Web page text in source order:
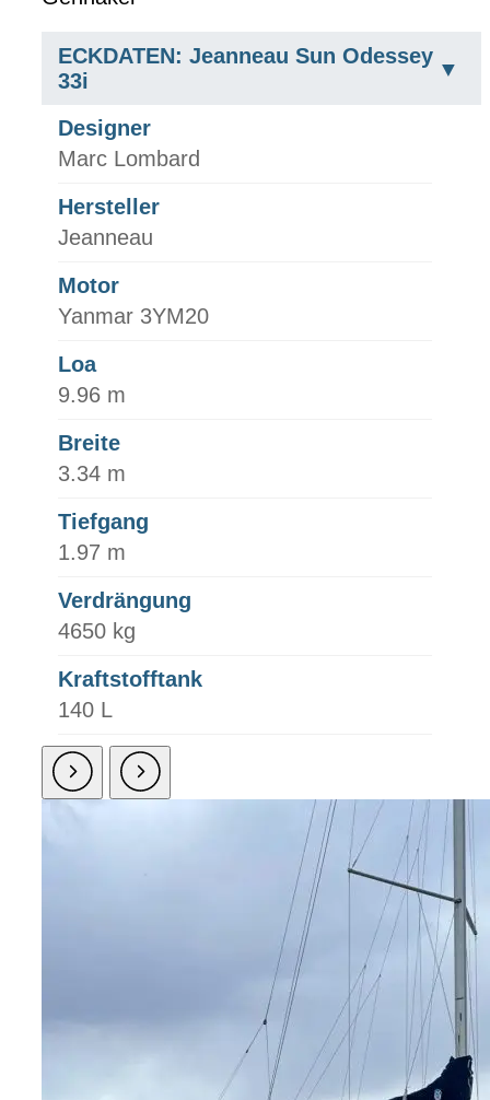
ECKDATEN: Jeanneau Sun Odessey
33i
Designer
Marc Lombard
Hersteller
Jeanneau
Motor
Yanmar 3YM20
Loa
9.96 m
Breite
3.34 m
Tiefgang
1.97 m
Verdrängung
4650 kg
Kraftstofftank
140 L